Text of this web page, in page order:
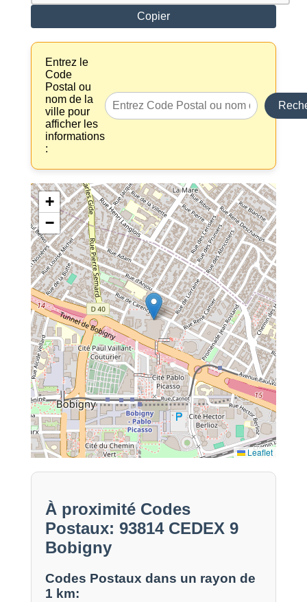
Copier
Entrez le
Code
Postal ou
nom de la
ville pour
afficher les
informations
:
+
−
Leaflet
À proximité Codes
Postaux: 93814 CEDEX 9
Bobigny
Codes Postaux dans un rayon de
1 km: